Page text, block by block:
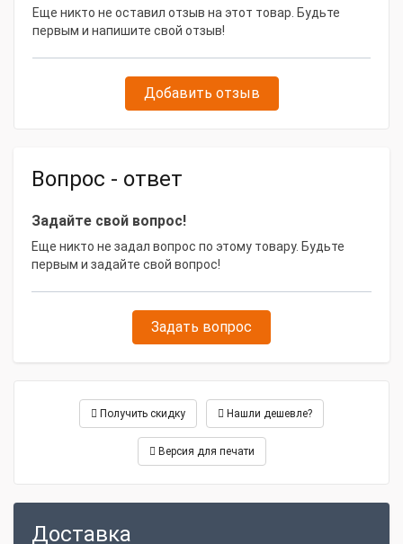
Еще никто не оставил отзыв на этот товар. Будьте
первым и напишите свой отзыв!
Добавить отзыв
Вопрос - ответ
Задайте свой вопрос!
Еще никто не задал вопрос по этому товару. Будьте
первым и задайте свой вопрос!
Задать вопрос
Получить скидку Нашли дешевле?
Версия для печати
Доставка